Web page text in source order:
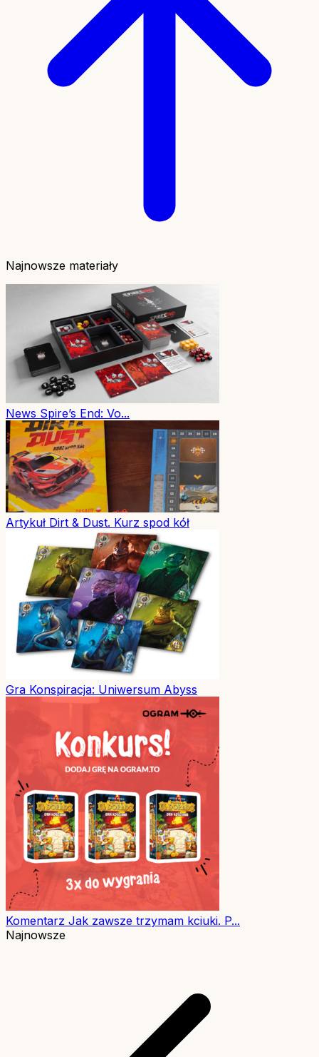
Najnowsze materiały
News Spire’s End: Vo...
Artykuł Dirt & Dust. Kurz spod kół
Gra Konspiracja: Uniwersum Abyss
Komentarz Jak zawsze trzymam kciuki. P...
Najnowsze